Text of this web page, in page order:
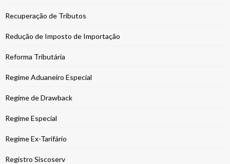
Recuperação de Tributos
Redução de Imposto de Importação
Reforma Tributária
Regime Aduaneiro Especial
Regime de Drawback
Regime Especial
Regime Ex-Tarifário
Registro Siscoserv